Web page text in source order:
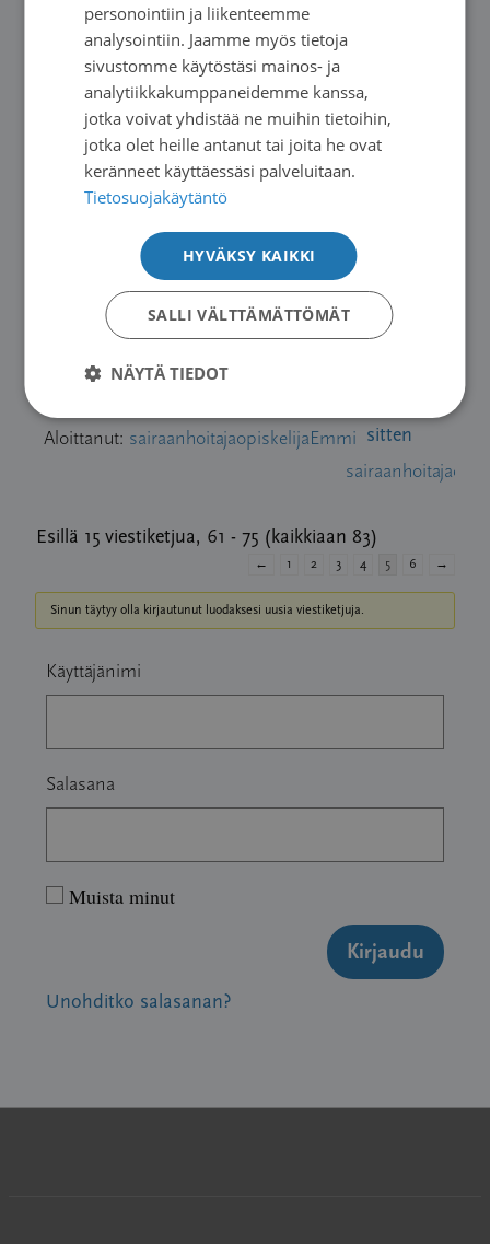
Aloittanut:Ulpu
Koepalan otto
kielestä?
Aloittanut: Villakarhu
2 3
month
sitten
Luuston aristus/
todettu virtsarakon-
ja kilpirauhasen
Aloittanut: Kuura50
months
Kuura50
Keuhkosyöpä ja
Aloittanut: sairaanhoitajaopiskelijaEmmi sitten
Esillä 15 viestiketjua, 61 - 75 (kaikkiaan 83)
← 1 2 3 4 5 6 →
Sinun täytyy olla kirjautunut luodaksesi uusia viestiketjuja.
Käyttäjänimi
Salasana
Muista minut
Kirjaudu
Unohditko salasanan?
personointiin ja liikenteemme
analysointiin. Jaamme myös tietoja
sivustomme käytöstäsi mainos- ja
analytiikkakumppaneidemme kanssa,
jotka voivat yhdistää ne muihin tietoihin,
jotka olet heille antanut tai joita he ovat
keränneet käyttäessäsi palveluitaan.
Tietosuojakäytäntö
HYVÄKSY KAIKKI
SALLI VÄLTTÄMÄTTÖMÄT
NÄYTÄ TIEDOT